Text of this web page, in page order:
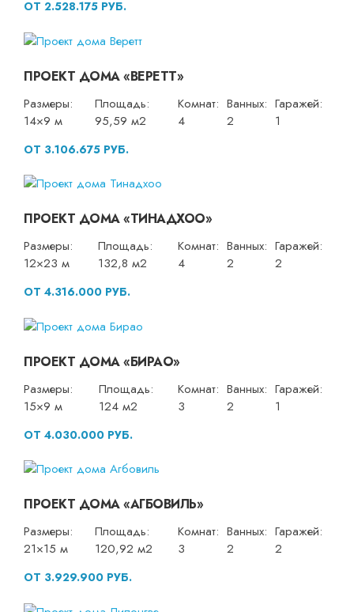
ОТ 2.528.175 РУБ.
ПРОЕКТ ДОМА «ВЕРЕТТ»
Размеры:
14×9 м
Площадь:
95,59 м2
Комнат:
4
Ванных:
2
Гаражей:
1
ОТ 3.106.675 РУБ.
ПРОЕКТ ДОМА «ТИНАДХОО»
Размеры:
12×23 м
Площадь:
132,8 м2
Комнат:
4
Ванных:
2
Гаражей:
2
ОТ 4.316.000 РУБ.
ПРОЕКТ ДОМА «БИРАО»
Размеры:
15×9 м
Площадь:
124 м2
Комнат:
3
Ванных:
2
Гаражей:
1
ОТ 4.030.000 РУБ.
ПРОЕКТ ДОМА «АГБОВИЛЬ»
Размеры:
21×15 м
Площадь:
120,92 м2
Комнат:
3
Ванных:
2
Гаражей:
2
ОТ 3.929.900 РУБ.